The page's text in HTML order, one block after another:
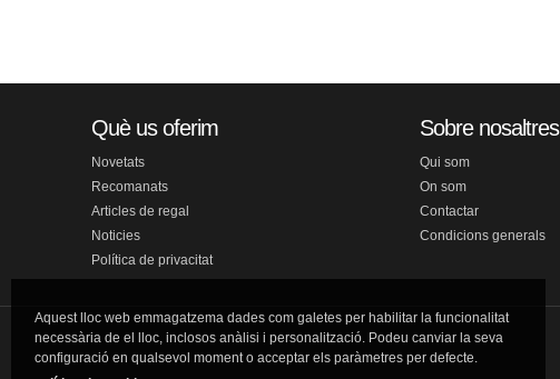
Què us oferim
Novetats
Recomanats
Articles de regal
Noticies
Política de privacitat
Sobre nosaltres
Qui som
On som
Contactar
Condicions generals
Aquest lloc web emmagatzema dades com galetes per habilitar la funcionalitat
necessària de el lloc, inclosos anàlisi i personalització. Podeu canviar la seva
configuració en qualsevol moment o acceptar els paràmetres per defecte.